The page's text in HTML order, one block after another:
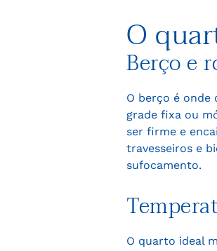
O
Berço e
O berço é onde
grade fixa ou
ser firme e
travesseiros e
sufocamento.
O quarto ideal